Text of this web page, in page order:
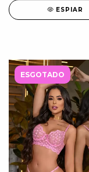
ESPIAR
ESGOTADO